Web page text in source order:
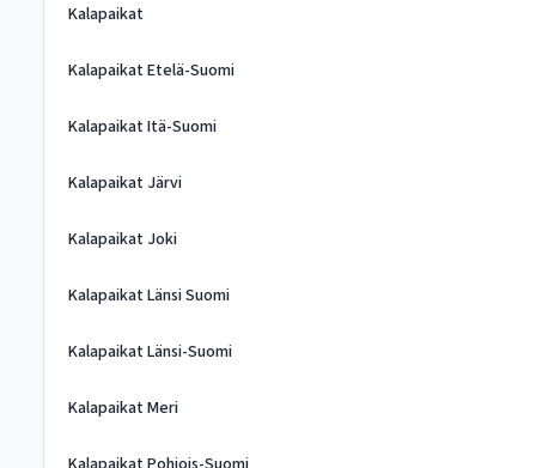
Kalapaikat
Kalapaikat Etelä-Suomi
Kalapaikat Itä-Suomi
Kalapaikat Järvi
Kalapaikat Joki
Kalapaikat Länsi Suomi
Kalapaikat Länsi-Suomi
Kalapaikat Meri